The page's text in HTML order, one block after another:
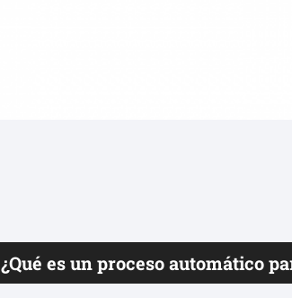
¿Qué es un proceso automático